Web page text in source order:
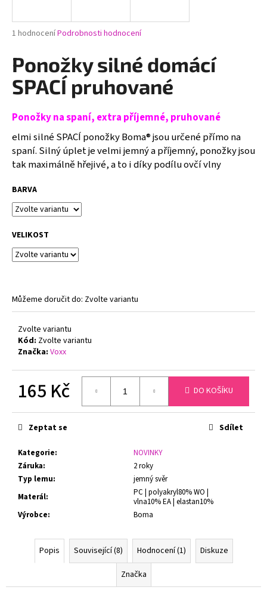
Průměrné
produktu
je
5,0
z
hvězdiček.
1 hodnoceníPodrobnosti hodnocení
Ponožky silné domácí
SPACÍ pruhované
Ponožky na spaní, extra příjemné, pruhované
elmi silné SPACÍ ponožky Boma® jsou určené přímo na
spaní. Silný úplet je velmi jemný a příjemný, ponožky jsou
tak maximálně hřejivé, a to i díky podílu ovčí vlny
BARVA
VELIKOST
Můžeme doručit do: Zvolte variantu
Zvolte variantu
Kód: Zvolte variantu
Značka: Voxx
165 Kč
cena:
DO KOŠÍKU
Kategorie:
NOVINKY
Záruka:
2 roky
Typ lemu:
jemný svěr
Materál:
PC | polyakryl80% WO |
vlna10% EA | elastan10%
Výrobce: Boma
Zeptat se Sdílet
Popis Související (8) Hodnocení (1)
Diskuze
Značka
j
t
?
HLEDAT
D
o
p
o
u
j
e
NATURANA
ZMENŠOVACÍ
PODPRSENKA
MINIMIZER
ŠEDÁ
Kč